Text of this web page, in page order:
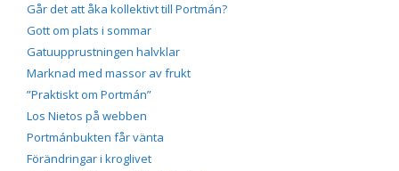
Går det att åka kollektivt till Portmán?
Gott om plats i sommar
Gatuupprustningen halvklar
Marknad med massor av frukt
”Praktiskt om Portmán”
Los Nietos på webben
Portmánbukten får vänta
Förändringar i kroglivet